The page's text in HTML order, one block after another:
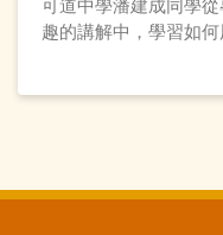
趣的講解中，學習如何